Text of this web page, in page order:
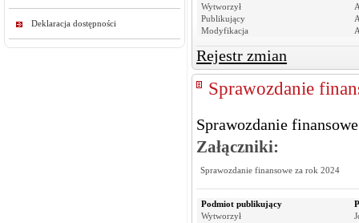
Deklaracja dostępności
Wytworzył
Publikujący
Modyfikacja
Rejestr zmian
Sprawozdanie
Sprawozdanie
Załączniki:
Sprawozdanie finansowe za rok 2024
Podmiot publikujący
Wytworzył